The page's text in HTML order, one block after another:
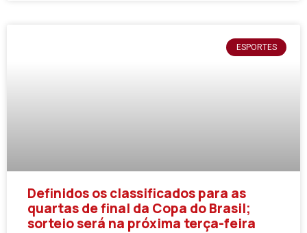
ESPORTES
Definidos os classificados para as
quartas de final da Copa do Brasil;
sorteio será na próxima terça-feira